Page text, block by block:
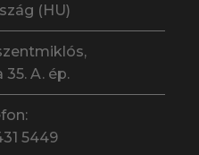
(HU)
A. ép.
5449